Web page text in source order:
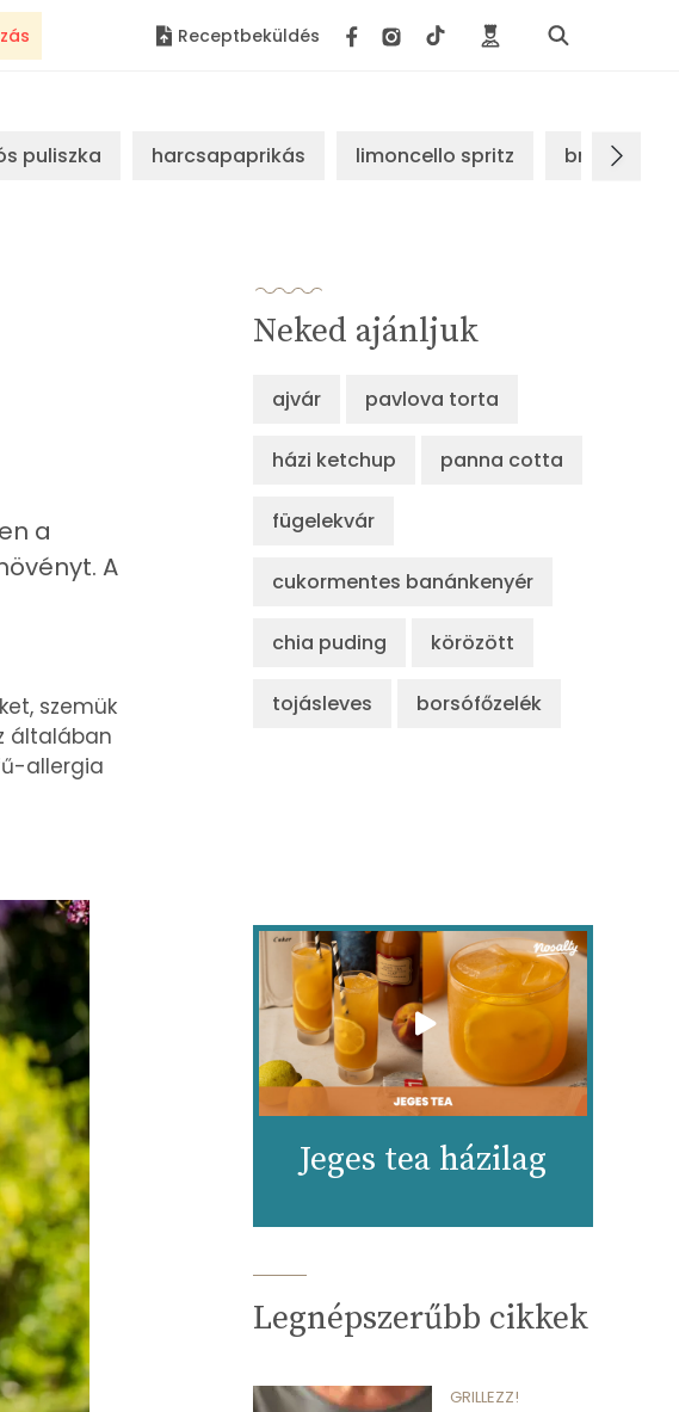
Receptbeküldés
puliszka harcsapaprikás limoncello spritz brassói
a
A
szemük
általában
allergia
Neked ajánljuk
ajvár pavlova torta
házi ketchup panna cotta
fügelekvár
cukormentes banánkenyér
chia puding körözött
tojásleves borsófőzelék
Jeges tea házilag
Legnépszerűbb cikkek
GRILLEZZ!